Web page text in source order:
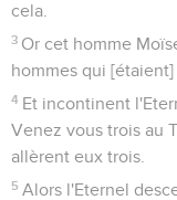
cela.
3 Or cet homme
hommes qui [étaient]
4 Et incontinent
Venez vous trois au
allèrent eux trois.
5 Alors l'Eternel